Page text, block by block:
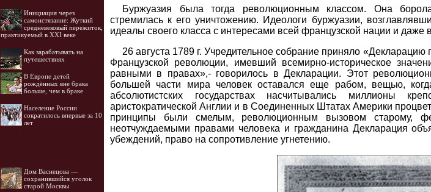
Инициация через
самоистязание: Жуткий
средневековый пережиток,
практикуемый в XXI веке
Как зарабатывать на
путешествиях
В Европе детей
рождённых вне брака
больше, чем в браке
Население России
сократилось впервые за 10
лет
Дом Васнецова —
сохранившийся уголок
старой Москвы
Буржуазия была тогда революционным классом. Она
стремилась к его уничтожению. Идеологи буржуазии,
идеалы своего класса с интересами всей французской нации и даже
26 августа 1789 г. Учредительное собрание приняло
Французской революции, имевший всемирно-историческое
равными в правах»,- говорилось в Декларации. Этот
большей части мира человек оставался еще рабом, вещью,
абсолютистских государствах насчитывались миллионы
аристократической Англии и в Соединенных Штатах Америки
принципы были смелым, революционным вызовом старому,
неотчуждаемыми правами человека и гражданина Декларация
убеждений, право на сопротивление угнетению.